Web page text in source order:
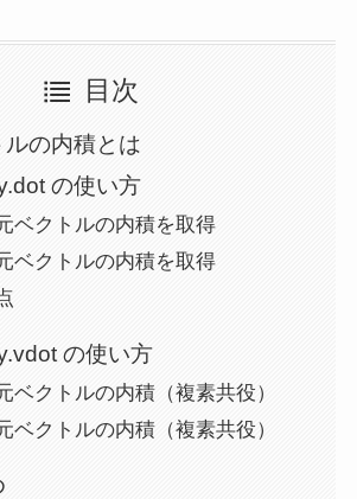
目次
ルの内積とは
の使い方
ベクトルの内積を取得
ベクトルの内積を取得
の使い方
ベクトルの内積（複素共役）
ベクトルの内積（複素共役）